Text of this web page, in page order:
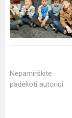
Nepamirškite
padėkoti autoriui